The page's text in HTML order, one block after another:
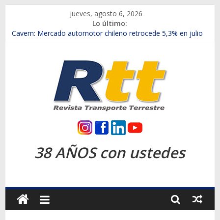
contenido
jueves, agosto 6, 2026
Lo último:
Chile es el primer mercado internacional en lanzar la nueva
Salfa suma vehículos electrificados de Chevrolet en el Biobío
Samex amplía su red con nuevas sucursales en Rancagua y
SINOTRUK Pick-ups presentó la recién estrenada Bolden en
la Expo Compras Públicas 2026
Revista
Transporte
Terrestre
38 AÑOS con ustedes